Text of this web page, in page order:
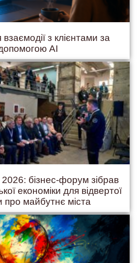
з клієнтами за
AI
бізнес-форум зібрав
економіки для відвертої
про майбутнє міста